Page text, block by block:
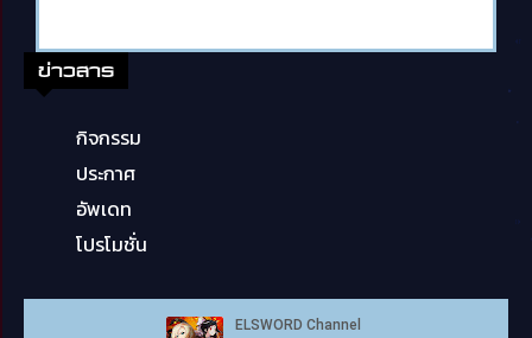
ข่าวสาร
กิจกรรม
ประกาศ
อัพเดท
โปรโมชั่น